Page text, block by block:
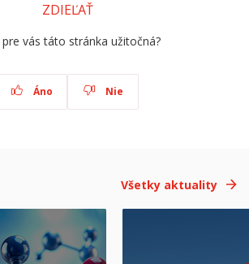
ZDIEĽAŤ
vás táto stránka užitočná?
Áno Nie
Všetky aktuality